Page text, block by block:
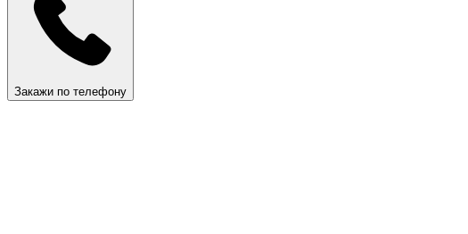
Закажи по телефону